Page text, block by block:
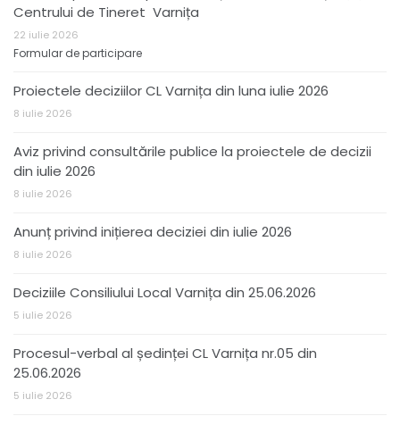
Centrului de Tineret Varnița
22 iulie 2026
Formular de participare
Proiectele deciziilor CL Varnița din luna iulie 2026
8 iulie 2026
Aviz privind consultările publice la proiectele de decizii
din iulie 2026
8 iulie 2026
Anunț privind inițierea deciziei din iulie 2026
8 iulie 2026
Deciziile Consiliului Local Varnița din 25.06.2026
5 iulie 2026
Procesul-verbal al ședinței CL Varnița nr.05 din
25.06.2026
5 iulie 2026